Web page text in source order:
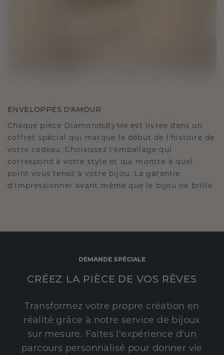
ENVELOPPÉS D'AMOUR
Chaque pièce DiamondsByMe est livrée dans un
coffret spécial qui marque le début de l'histoire de
votre cadeau. Choisissez l'emballage qui
correspond à votre style et qui montre à quel
point vous tenez à votre bijou. La garantie
d'impressionner avant même que le bijou ne brille.
DEMANDE SPÉCIALE
CRÉEZ LA PIÈCE DE VOS RÊVES
Transformez votre propre création en
réalité grâce à notre service de bijoux
sur mesure. Faites l'expérience d'un
parcours personnalisé pour donner vie